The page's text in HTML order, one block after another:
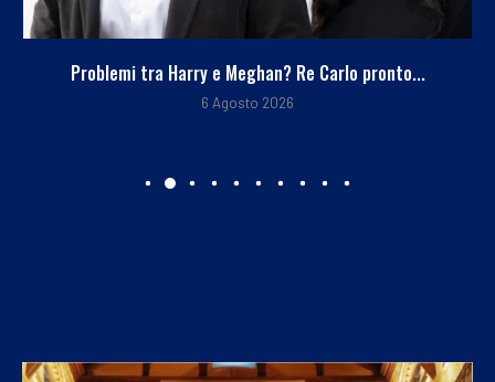
Problemi tra Harry e Meghan? Re Carlo pronto...
6 Agosto 2026